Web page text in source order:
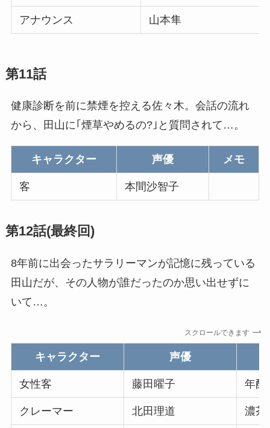
アナウンス 山本隼
第11話
健康診断を前に禁煙を控える佐々木。会話の流れ
から、田山に｢煙草やめるの?｣と質問されて…。
キャラクター 声優 メモ
客 本間沙智子
第12話(最終回)
8年前に出会ったサラリーマンが記憶に残っている
田山だが、その人物が誰だったのか思い出せずに
いて…。
スクロールできます
キャラクター 声優
女性客 藤田曜子 年配
クレーマー 北田理道 濃茶